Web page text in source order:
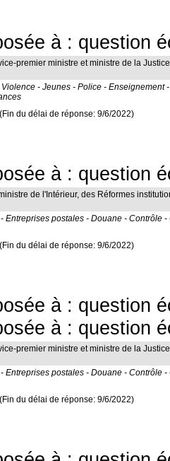
à : question
premier ministre et ministre de la
- Jeunes - Police -
(Fin du délai de réponse: 9/6/2022)
à : question
de l'Intérieur, des Réformes
Entreprises postales - Douane - Contrôle
(Fin du délai de réponse: 9/6/2022)
à : question
à : question
premier ministre et ministre de la
Entreprises postales - Douane - Contrôle
(Fin du délai de réponse: 9/6/2022)